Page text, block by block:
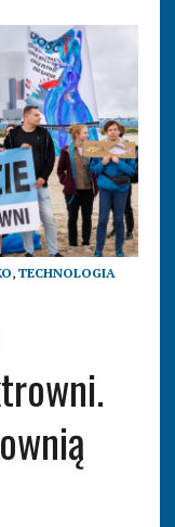
, TECHNOLOGIA